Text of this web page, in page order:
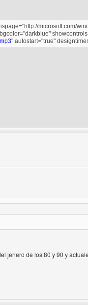
microsoft.com/
" autostart="true"
jenero de los 80 y 90 y